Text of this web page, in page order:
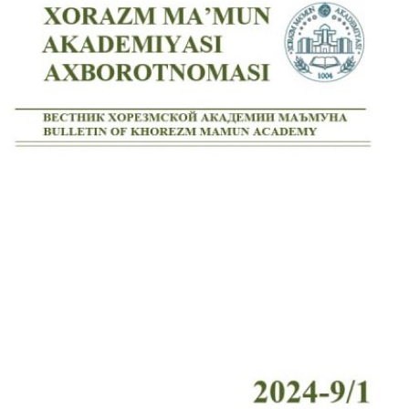
Volume 10_3, 2025
Volume 10_2, 2025
Volume 9_5, 2025